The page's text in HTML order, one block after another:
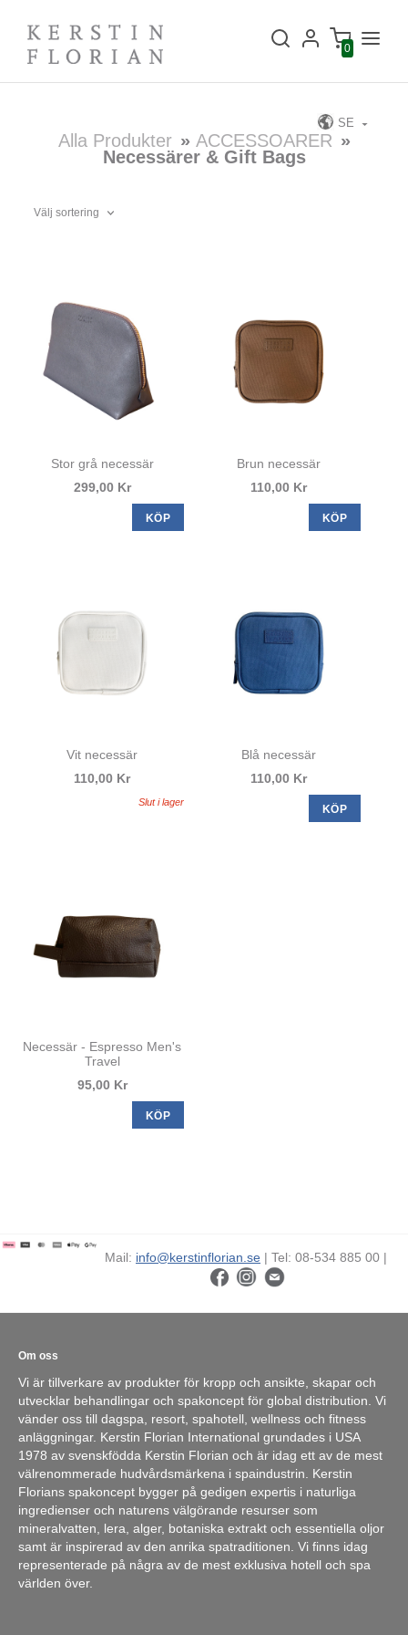
0
SE
Alla Produkter » ACCESSOARER »
Necessärer & Gift Bags
Välj sortering
Stor grå necessär
299,00 Kr
KÖP
Brun necessär
110,00 Kr
KÖP
Vit necessär
110,00 Kr
Slut i lager
Blå necessär
110,00 Kr
KÖP
Necessär - Espresso Men's
Travel
95,00 Kr
KÖP
Mail: info@kerstinflorian.se | Tel: 08-534 885 00 |
Om oss
Vi är tillverkare av produkter för kropp och ansikte, skapar och
utvecklar behandlingar och spakoncept för global distribution. Vi
vänder oss till dagspa, resort, spahotell, wellness och fitness
anläggningar. Kerstin Florian International grundades i USA
1978 av svenskfödda Kerstin Florian och är idag ett av de mest
välrenommerade hudvårdsmärkena i spaindustrin. Kerstin
Florians spakoncept bygger på gedigen expertis i naturliga
ingredienser och naturens välgörande resurser som
mineralvatten, lera, alger, botaniska extrakt och essentiella oljor
samt är inspirerad av den anrika spatraditionen. Vi finns idag
representerade på några av de mest exklusiva hotell och spa
världen över.